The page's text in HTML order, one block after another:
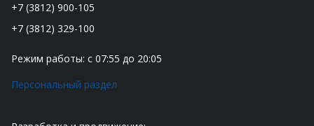
+7 (3812) 900-105
+7 (3812) 329-100
Режим работы: с 07:55 до 20:05
Персональный раздел